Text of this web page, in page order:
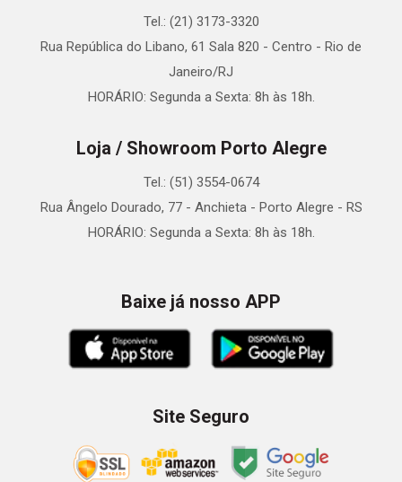
Tel.: (21) 3173-3320
Rua República do Libano, 61 Sala 820 - Centro - Rio de
Janeiro/RJ
HORÁRIO: Segunda a Sexta: 8h às 18h.
Loja / Showroom Porto Alegre
Tel.: (51) 3554-0674
Rua Ângelo Dourado, 77 - Anchieta - Porto Alegre - RS
HORÁRIO: Segunda a Sexta: 8h às 18h.
Baixe já nosso APP
Site Seguro